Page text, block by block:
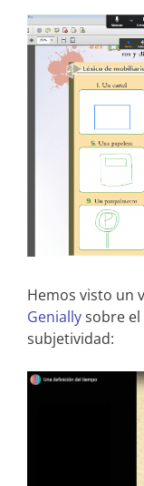
Hemos visto un
Geniallysobre
subjetividad: